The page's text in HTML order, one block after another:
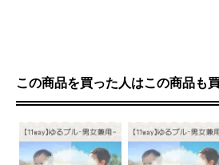
この商品を買った人はこの商品も